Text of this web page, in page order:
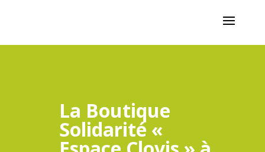
La Boutique
Solidarité «